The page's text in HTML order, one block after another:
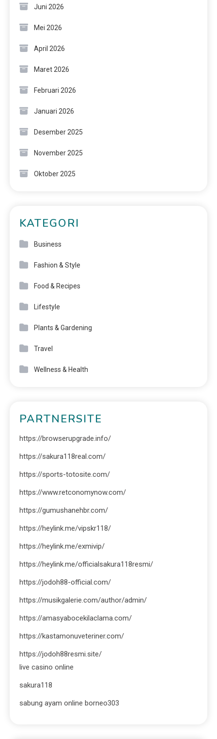
Juni 2026
Mei 2026
April 2026
Maret 2026
Februari 2026
Januari 2026
Desember 2025
November 2025
Oktober 2025
KATEGORI
Business
Fashion & Style
Food & Recipes
Lifestyle
Plants & Gardening
Travel
Wellness & Health
PARTNERSITE
https://browserupgrade.info/
https://sakura118real.com/
https://sports-totosite.com/
https://www.retconomynow.com/
https://gumushanehbr.com/
https://heylink.me/vipskr118/
https://heylink.me/exmivip/
https://heylink.me/officialsakura118resmi/
https://jodoh88-official.com/
https://musikgalerie.com/author/admin/
https://amasyabocekilaclama.com/
https://kastamonuveteriner.com/
https://jodoh88resmi.site/
live casino online
sakura118
sabung ayam online borneo303